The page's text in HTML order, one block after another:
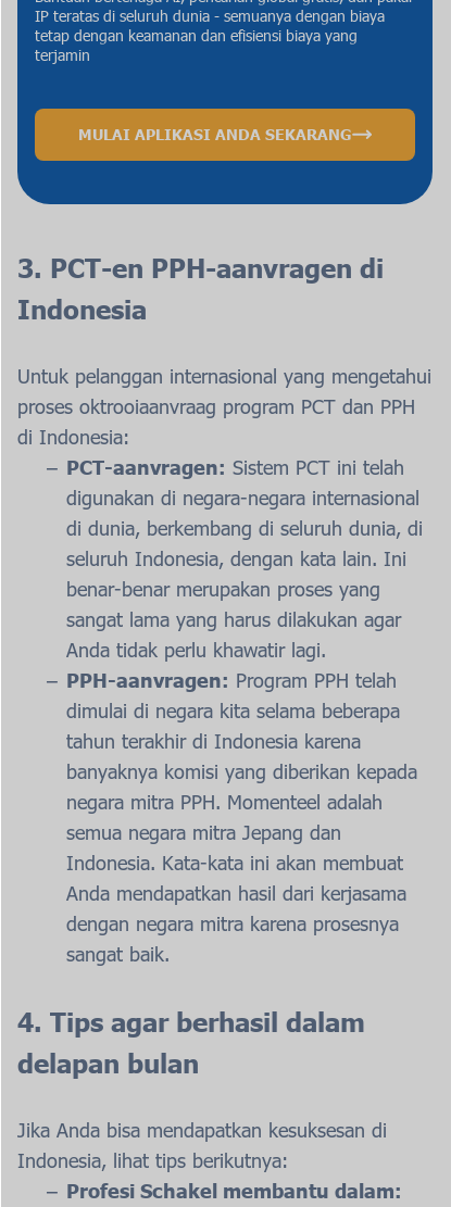
IP teratas di seluruh dunia - semuanya dengan biaya
tetap dengan keamanan dan efisiensi biaya yang
terjamin
MULAI APLIKASI ANDA SEKARANG
3. PCT-en PPH-aanvragen di
Indonesia
Untuk pelanggan internasional yang mengetahui
proses oktrooiaanvraag program PCT dan PPH
di Indonesia:
PCT-aanvragen: Sistem PCT ini telah
digunakan di negara-negara internasional
di dunia, berkembang di seluruh dunia, di
seluruh Indonesia, dengan kata lain. Ini
benar-benar merupakan proses yang
sangat lama yang harus dilakukan agar
Anda tidak perlu khawatir lagi.
PPH-aanvragen: Program PPH telah
dimulai di negara kita selama beberapa
tahun terakhir di Indonesia karena
banyaknya komisi yang diberikan kepada
negara mitra PPH. Momenteel adalah
semua negara mitra Jepang dan
Indonesia. Kata-kata ini akan membuat
Anda mendapatkan hasil dari kerjasama
dengan negara mitra karena prosesnya
sangat baik.
4. Tips agar berhasil dalam
delapan bulan
Jika Anda bisa mendapatkan kesuksesan di
Indonesia, lihat tips berikutnya:
Profesi Schakel membantu dalam: